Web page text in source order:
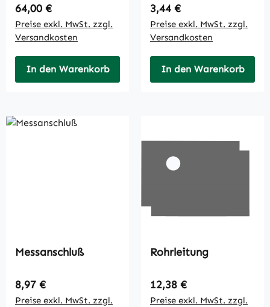
Regulärer Preis:
64,00 €
Preise exkl. MwSt. zzgl.
Versandkosten
In den Warenkorb
Regulärer Preis:
3,44 €
Preise exkl. MwSt. zzgl.
Versandkosten
In den Warenkorb
Messanschluß
Regulärer Preis:
8,97 €
Preise exkl. MwSt. zzgl.
Rohrleitung
Regulärer Preis:
12,38 €
Preise exkl. MwSt. zzgl.